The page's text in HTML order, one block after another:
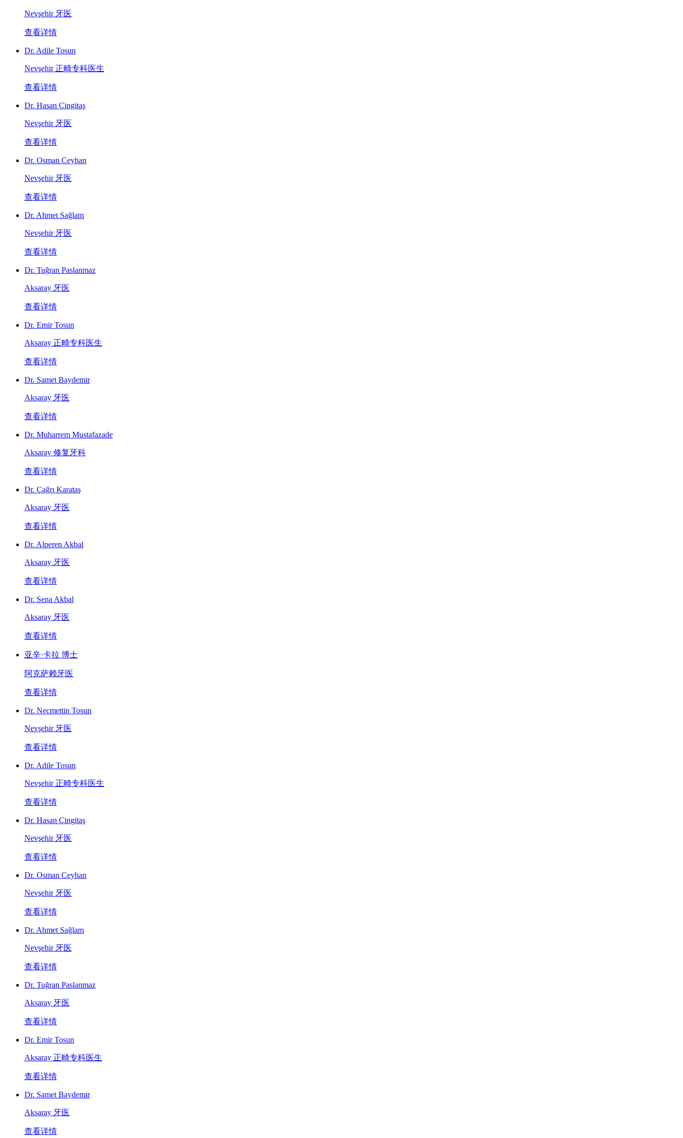
Nevşehir 牙医
查看详情
Dr. Adile Tosun
Nevşehir 正畸专科医生
查看详情
Dr. Hasan Çingitaş
Nevşehir 牙医
查看详情
Dr. Osman Ceyhan
Nevşehir 牙医
查看详情
Dr. Ahmet Sağlam
Nevşehir 牙医
查看详情
Dr. Tuğran Paslanmaz
Aksaray 牙医
查看详情
Dr. Emir Tosun
Aksaray 正畸专科医生
查看详情
Dr. Samet Baydemir
Aksaray 牙医
查看详情
Dr. Muharrem Mustafazade
Aksaray 修复牙科
查看详情
Dr. Çağrı Karataş
Aksaray 牙医
查看详情
Dr. Alperen Akbal
Aksaray 牙医
查看详情
Dr. Sena Akbal
Aksaray 牙医
查看详情
亚辛·卡拉 博士
阿克萨赖牙医
查看详情
Dr. Necmettin Tosun
Nevşehir 牙医
查看详情
Dr. Adile Tosun
Nevşehir 正畸专科医生
查看详情
Dr. Hasan Çingitaş
Nevşehir 牙医
查看详情
Dr. Osman Ceyhan
Nevşehir 牙医
查看详情
Dr. Ahmet Sağlam
Nevşehir 牙医
查看详情
Dr. Tuğran Paslanmaz
Aksaray 牙医
查看详情
Dr. Emir Tosun
Aksaray 正畸专科医生
查看详情
Dr. Samet Baydemir
Aksaray 牙医
查看详情